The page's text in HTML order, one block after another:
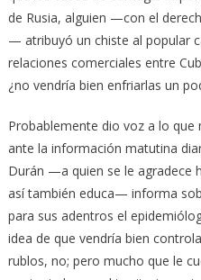
de Rusia, alguien —con el
— atribuyó un chiste al popular
relaciones comerciales entre
¿no vendría bien enfriarlas un
Probablemente dio voz a lo que
ante la información matutina
Durán —a quien se le agradece
así también educa— informa
para sus adentros el
idea de que vendría bien
rublos, no; pero mucho que le